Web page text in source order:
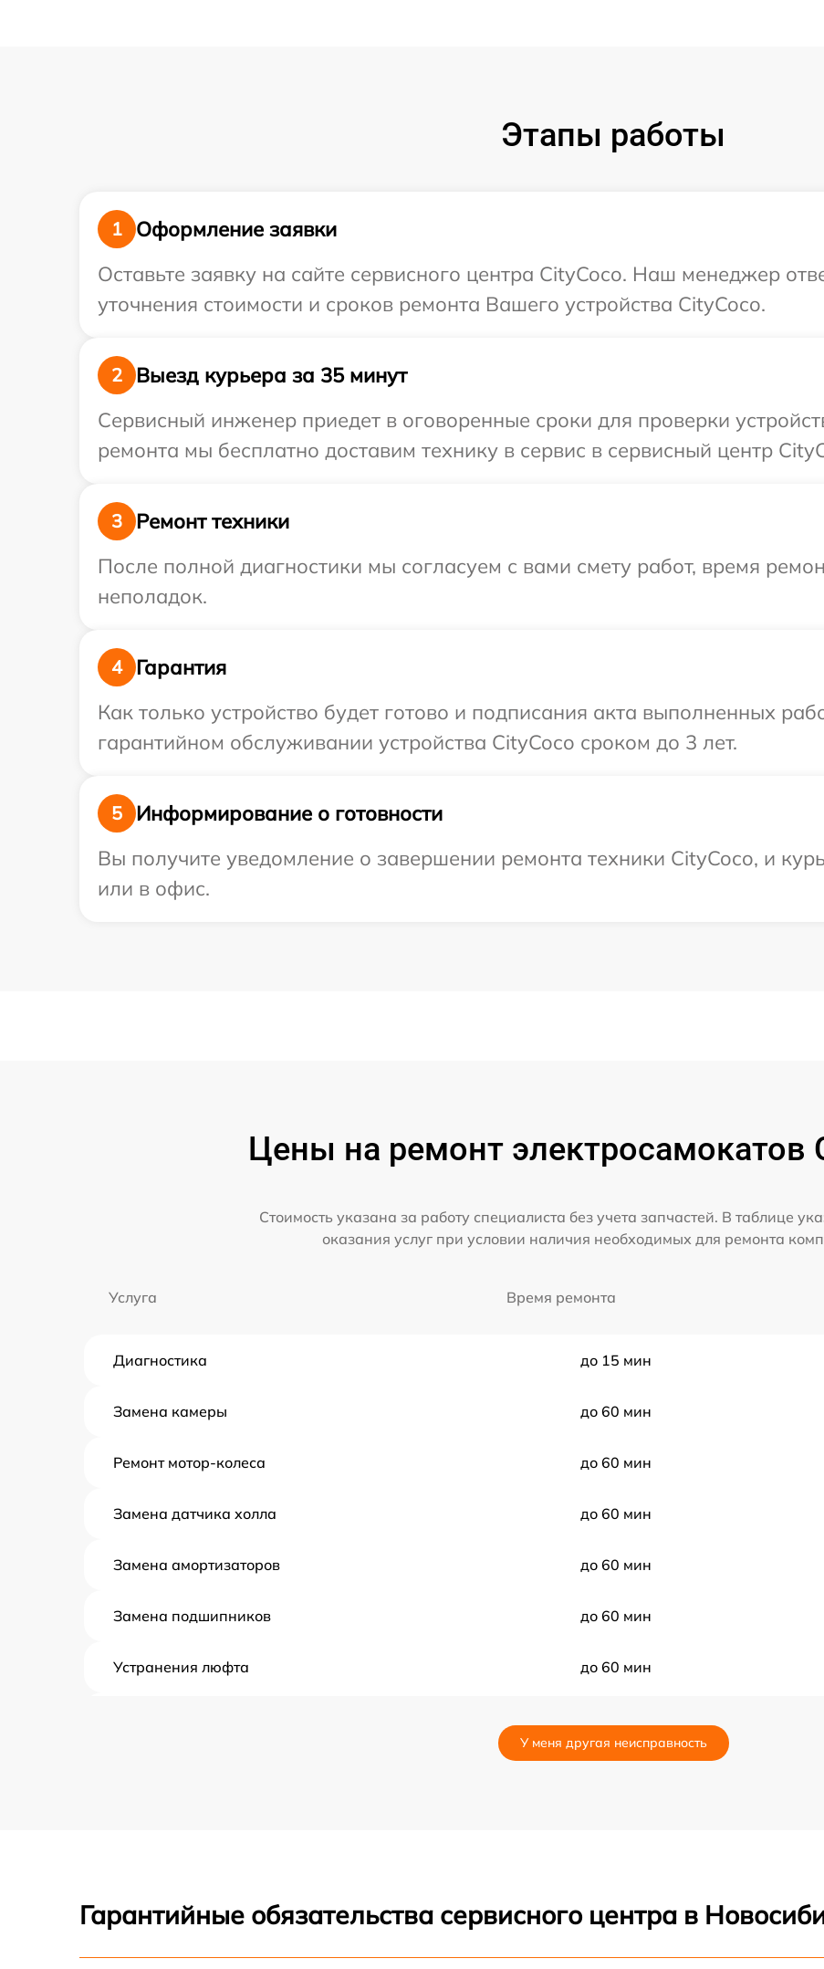
Этапы работы
1
Оформление заявки
Оставьте заявку на сайте сервисного центра CityCoco. Наш менеджер
уточнения стоимости и сроков ремонта Вашего устройства CityCoco.
2
Выезд курьера за 35 минут
Сервисный инженер приедет в оговоренные сроки для проверки
ремонта мы бесплатно доставим технику в сервис в сервисный центр
3
Ремонт техники
После полной диагностики мы согласуем с вами смету работ, время
неполадок.
4
Гарантия
Как только устройство будет готово и подписания акта выполненных
гарантийном обслуживании устройства CityCoco сроком до 3 лет.
5
Информирование о готовности
Вы получите уведомление о завершении ремонта техники CityCoco, и
или в офис.
Цены на ремонт электросамокатов
Стоимость указана за работу специалиста без учета запчастей. В таблице
оказания услуг при условии наличия необходимых для ремонта
Услуга Время ремонта
Диагностика до 15 мин
Замена камеры до 60 мин
Ремонт мотор-колеса до 60 мин
Замена датчика холла до 60 мин
Замена амортизаторов до 60 мин
Замена подшипников до 60 мин
Устранения люфта до 60 мин
Замена корпуса до 60 мин
У меня другая неисправность
Гарантийные обязательства сервисного центра в